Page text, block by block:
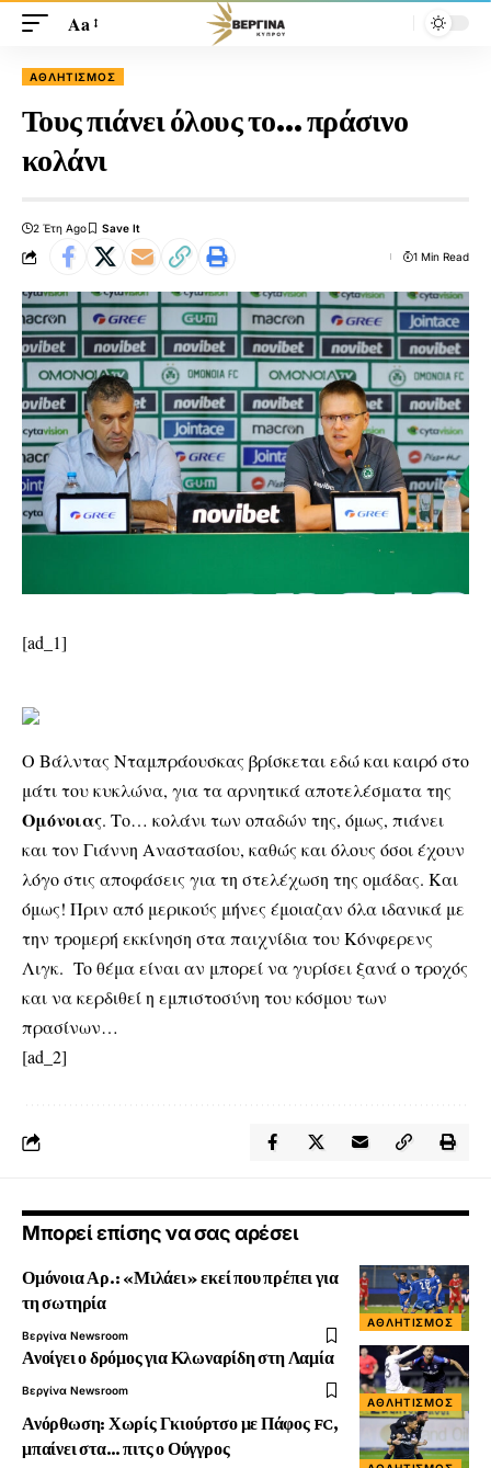
Aa
ΑΘΛΗΤΙΣΜΌΣ
Τους πιάνει όλους το… πράσινο
κολάνι
2 Έτη Ago
1 Min Read
[ad_1]
Ο Βάλντας Νταμπράουσκας βρίσκεται εδώ και καιρό στο
μάτι του κυκλώνα, για τα αρνητικά αποτελέσματα της
Ομόνοιας. Το… κολάνι των οπαδών της, όμως, πιάνει
και τον Γιάννη Αναστασίου, καθώς και όλους όσοι έχουν
λόγο στις αποφάσεις για τη στελέχωση της ομάδας. Και
όμως! Πριν από μερικούς μήνες έμοιαζαν όλα ιδανικά με
την τρομερή εκκίνηση στα παιχνίδια του Κόνφερενς
Λιγκ. To θέμα είναι αν μπορεί να γυρίσει ξανά ο τροχός
και να κερδιθεί η εμπιστοσύνη του κόσμου των
πρασίνων…
[ad_2]
Μπορεί επίσης να σας αρέσει
ΑΘΛΗΤΙΣΜΌΣ
Ομόνοια Αρ.: «Μιλάει» εκεί που πρέπει για
τη σωτηρία
Βεργίνα Newsroom
ΑΘΛΗΤΙΣΜΌΣ
Ανοίγει ο δρόμος για Κλωναρίδη στη Λαμία
Βεργίνα Newsroom
Ανόρθωση: Χωρίς Γκιούρτσο με Πάφος FC,
μπαίνει στα… πιτς ο Ούγγρος